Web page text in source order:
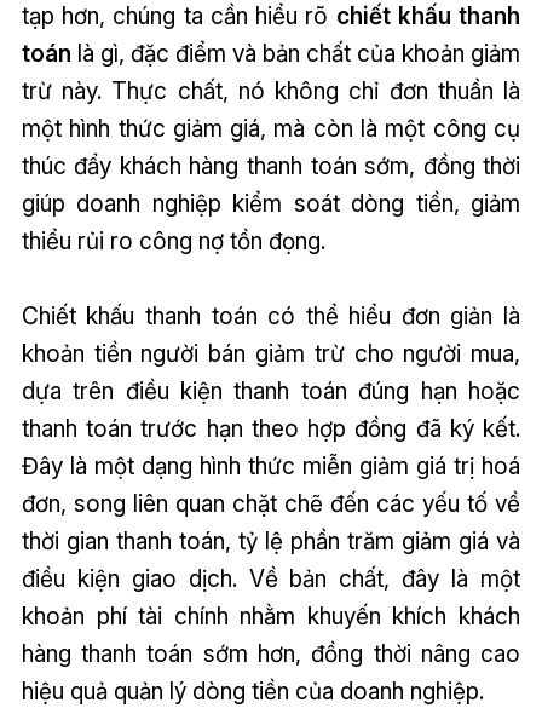
tạp hơn, chúng ta cần hiểu rõ chiết khấu thanh
toán là gì, đặc điểm và bản chất của khoản giảm
trừ này. Thực chất, nó không chỉ đơn thuần là
một hình thức giảm giá, mà còn là một công cụ
thúc đẩy khách hàng thanh toán sớm, đồng thời
giúp doanh nghiệp kiểm soát dòng tiền, giảm
thiểu rủi ro công nợ tồn đọng.
Chiết khấu thanh toán có thể hiểu đơn giản là
khoản tiền người bán giảm trừ cho người mua,
dựa trên điều kiện thanh toán đúng hạn hoặc
thanh toán trước hạn theo hợp đồng đã ký kết.
Đây là một dạng hình thức miễn giảm giá trị hoá
đơn, song liên quan chặt chẽ đến các yếu tố về
thời gian thanh toán, tỷ lệ phần trăm giảm giá và
điều kiện giao dịch. Về bản chất, đây là một
khoản phí tài chính nhằm khuyến khích khách
hàng thanh toán sớm hơn, đồng thời nâng cao
hiệu quả quản lý dòng tiền của doanh nghiệp.